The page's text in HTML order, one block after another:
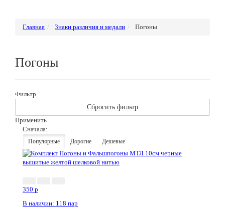
Главная Знаки различия и медали Погоны
Погоны
Фильтр
Сбросить фильтр
Применить
Сначала:
Популярные Дорогие Дешевые
350 p
В наличии: 118 пар